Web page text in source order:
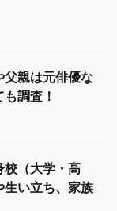
父親は元俳優な
調査！
校（大学・高
生い立ち、家族